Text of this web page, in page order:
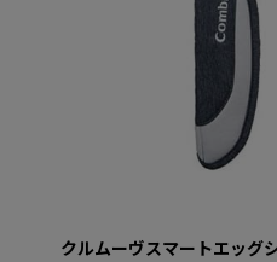
クルムーヴスマートエッ